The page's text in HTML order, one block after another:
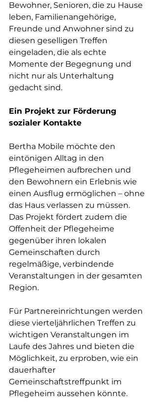
Bewohner, Senioren, die zu Hause
leben, Familienangehörige,
Freunde und Anwohner sind zu
diesen geselligen Treffen
eingeladen, die als echte
Momente der Begegnung und
nicht nur als Unterhaltung
gedacht sind.
Ein Projekt zur Förderung
sozialer Kontakte
Bertha Mobile möchte den
eintönigen Alltag in den
Pflegeheimen aufbrechen und
den Bewohnern ein Erlebnis wie
einen Ausflug ermöglichen – ohne
das Haus verlassen zu müssen.
Das Projekt fördert zudem die
Offenheit der Pflegeheime
gegenüber ihren lokalen
Gemeinschaften durch
regelmäßige, verbindende
Veranstaltungen in der gesamten
Region.
Für Partnereinrichtungen werden
diese vierteljährlichen Treffen zu
wichtigen Veranstaltungen im
Laufe des Jahres und bieten die
Möglichkeit, zu erproben, wie ein
dauerhafter
Gemeinschaftstreffpunkt im
Pflegeheim aussehen könnte.